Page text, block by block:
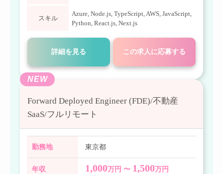
スキル
Azure, Node.js, TypeScript,AWS, JavaScript,
Python, React.js, Next.js
詳細を見る この求人に応募する
NEW
Forward Deployed Engineer (FDE)/不動産
SaaS/フルリモート
勤務地 東京都
年収 1,000万円 〜 1,500万円